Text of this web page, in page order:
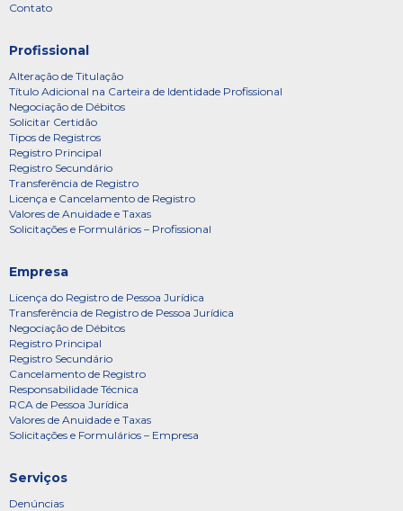
Contato
Profissional
Alteração de Titulação
Título Adicional na Carteira de Identidade Profissional
Negociação de Débitos
Solicitar Certidão
Tipos de Registros
Registro Principal
Registro Secundário
Transferência de Registro
Licença e Cancelamento de Registro
Valores de Anuidade e Taxas
Solicitações e Formulários – Profissional
Empresa
Licença do Registro de Pessoa Jurídica
Transferência de Registro de Pessoa Jurídica
Negociação de Débitos
Registro Principal
Registro Secundário
Cancelamento de Registro
Responsabilidade Técnica
RCA de Pessoa Jurídica
Valores de Anuidade e Taxas
Solicitações e Formulários – Empresa
Serviços
Denúncias